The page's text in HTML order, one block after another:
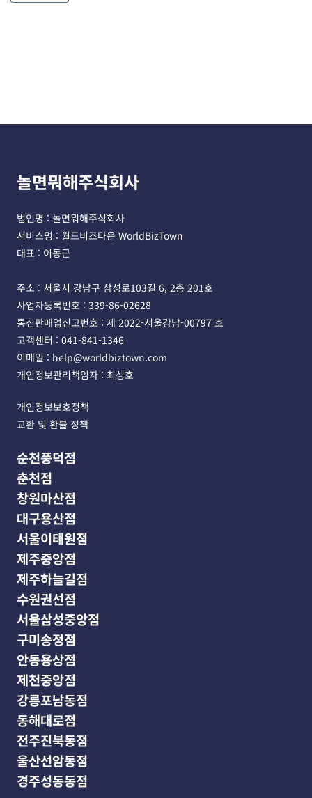
놀면뭐해주식회사
법인명 : 놀면뭐해주식회사
서비스명 : 월드비즈타운 WorldBizTown
대표 : 이동근
주소 : 서울시 강남구 삼성로103길 6, 2층 201호
사업자등록번호 : 339-86-02628
통신판매업신고번호 : 제 2022-서울강남-00797 호
고객센터 : 041-841-1346
이메일 : help@worldbiztown.com
개인정보관리책임자 : 최성호
개인정보보호정책
교환 및 환불 정책
순천풍덕점
춘천점
창원마산점
대구용산점
서울이태원점
제주중앙점
제주하늘길점
수원권선점
서울삼성중앙점
구미송정점
안동용상점
제천중앙점
강릉포남동점
동해대로점
전주진북동점
울산선암동점
경주성동동점